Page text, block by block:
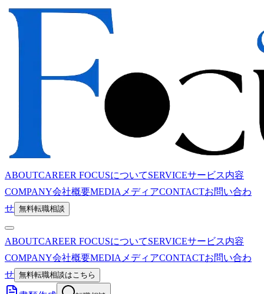
ABOUTCAREER FOCUSについてSERVICEサービス内容
COMPANY会社概要MEDIA メディアCONTACTお問い合わ
せ 無料転職相談
ABOUTCAREER FOCUSについてSERVICEサービス内容
COMPANY会社概要MEDIA メディアCONTACTお問い合わ
せ 無料転職相談はこちら